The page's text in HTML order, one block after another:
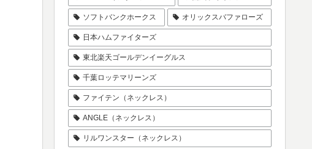
ソフトバンクホークス オリックスバファローズ
日本ハムファイターズ
東北楽天ゴールデンイーグルス
千葉ロッテマリーンズ
ファイテン（ネックレス）
ANGLE（ネックレス）
リルワンスター（ネックレス）